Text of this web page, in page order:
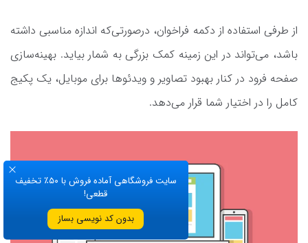
از طرفی استفاده از دکمه‌ فراخوان، درصورتی‌که اندازه مناسبی داشته
باشد، می‌تواند در این زمینه کمک بزرگی به شمار بیاید. بهینه‌سازی
صفحه فرود در کنار بهبود تصاویر و ویدئوها برای موبایل، یک پکیج
کامل را در اختیار شما قرار می‌دهد.
سایت فروشگاهی آماده فروش با ۵۰٪ تخفیف
قطعی!
بدون کد نویسی بساز